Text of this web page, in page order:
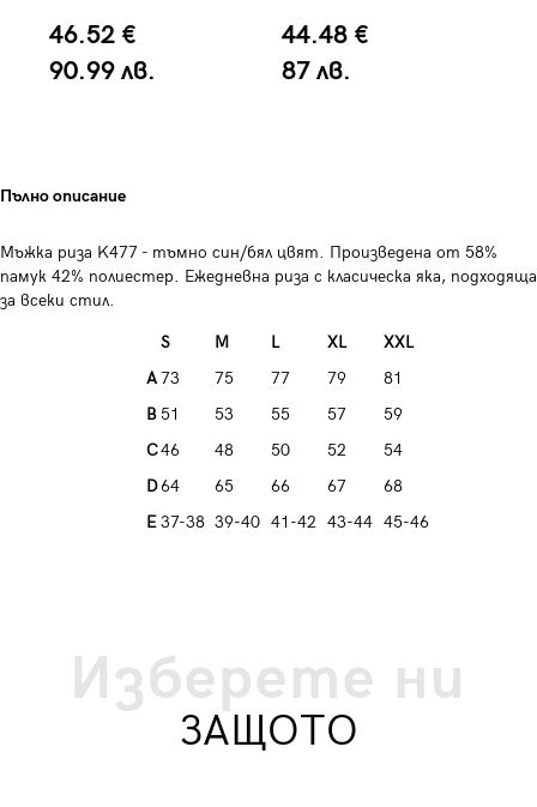
46.52 €
90.99 лв.
44.48 €
87 лв.
Пълно описание
Мъжка риза K477 - тъмно син/бял цвят. Произведена от 58%
памук 42% полиестер. Ежедневна риза с класическа яка, подходяща
за всеки стил.
S M L XL
XXL
A73 75 77 79
81
B51 53 55 57
59
C46 48 50 52
54
D64 65 66 67
68
E 37-38 39-40 41-42 43-44 45-46
Изберете ни
ЗАЩОТО